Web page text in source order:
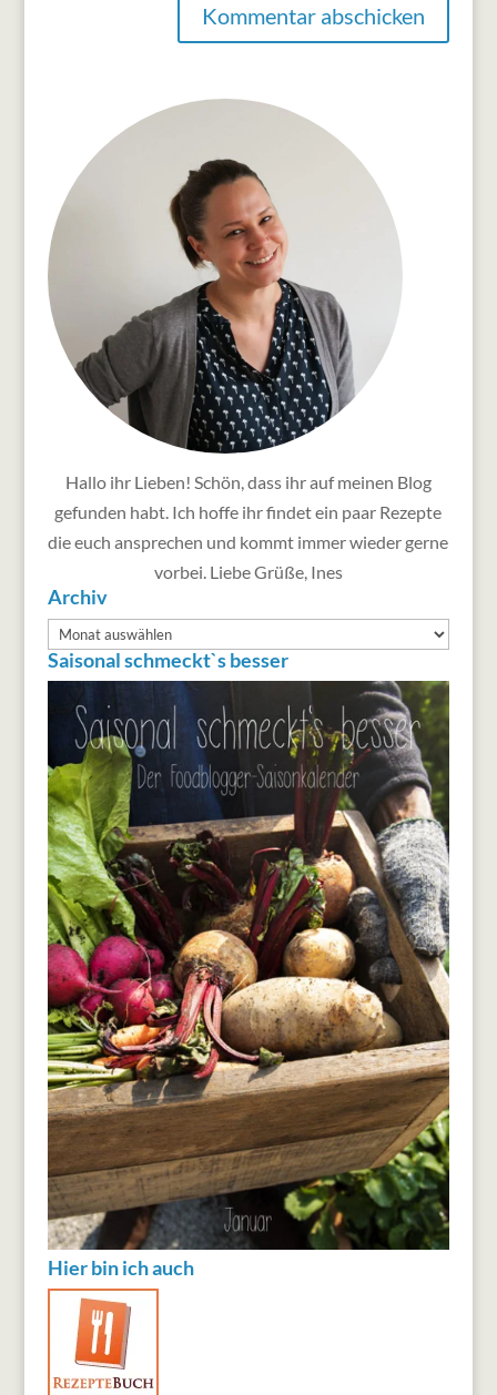
Kommentar abschicken
Hallo ihr Lieben! Schön, dass ihr auf meinen Blog
gefunden habt. Ich hoffe ihr findet ein paar Rezepte
die euch ansprechen und kommt immer wieder gerne
vorbei. Liebe Grüße, Ines
Archiv
Archiv
Saisonal schmeckt`s besser
Hier bin ich auch